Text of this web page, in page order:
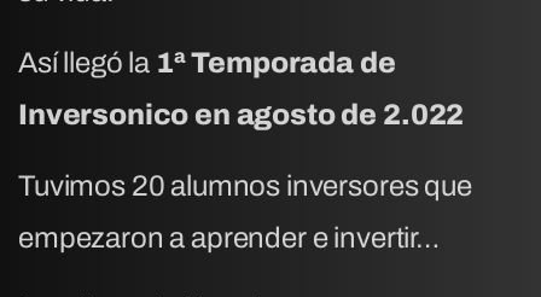
Así llegó la 1ª Temporada de
Inversonico en agosto de 2.022
Tuvimos 20 alumnos inversores que
empezaron a aprender e invertir…